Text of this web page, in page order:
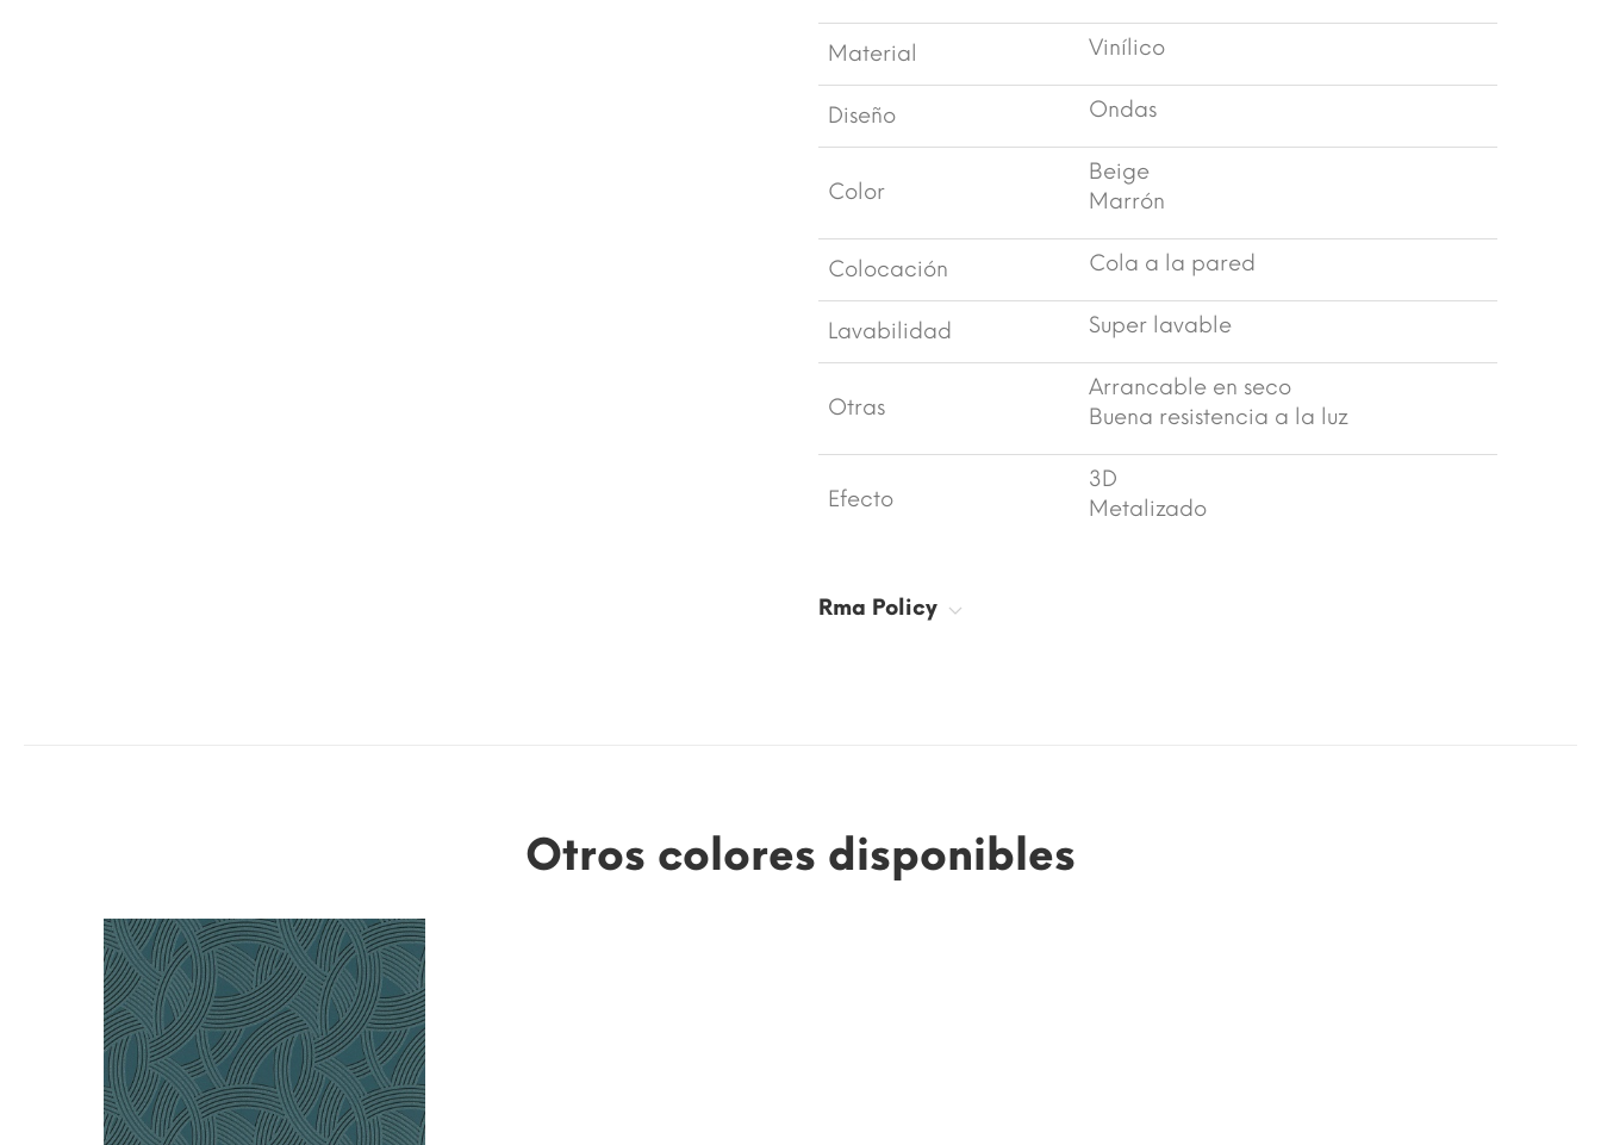
Material Vinílico
Diseño Ondas
Color
Beige
Marrón
Colocación Cola a la pared
Lavabilidad Super lavable
Otras
Arrancable en seco
Buena resistencia a la luz
Efecto
3D
Metalizado
Rma Policy
Otros colores disponibles